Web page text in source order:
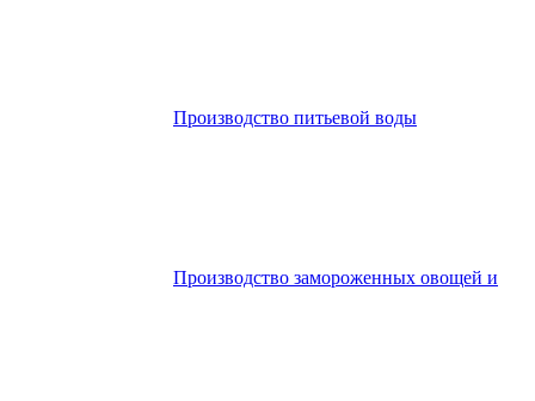
Производство питьевой воды
Производство замороженных овощей и